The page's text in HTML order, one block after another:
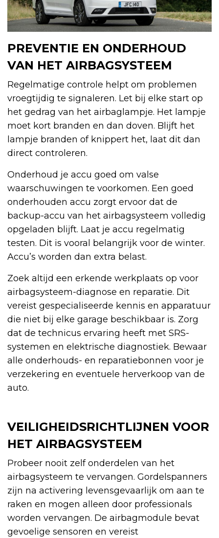
PREVENTIE EN ONDERHOUD
VAN HET AIRBAGSYSTEEM
Regelmatige controle helpt om problemen
vroegtijdig te signaleren. Let bij elke start op
het gedrag van het airbaglampje. Het lampje
moet kort branden en dan doven. Blijft het
lampje branden of knippert het, laat dit dan
direct controleren.
Onderhoud je accu goed om valse
waarschuwingen te voorkomen. Een goed
onderhouden accu zorgt ervoor dat de
backup-accu van het airbagsysteem volledig
opgeladen blijft. Laat je accu regelmatig
testen. Dit is vooral belangrijk voor de winter.
Accu’s worden dan extra belast.
Zoek altijd een erkende werkplaats op voor
airbagsysteem-diagnose en reparatie. Dit
vereist gespecialiseerde kennis en apparatuur
die niet bij elke garage beschikbaar is. Zorg
dat de technicus ervaring heeft met SRS-
systemen en elektrische diagnostiek. Bewaar
alle onderhouds- en reparatiebonnen voor je
verzekering en eventuele herverkoop van de
auto.
VEILIGHEIDSRICHTLIJNEN VOOR
HET AIRBAGSYSTEEM
Probeer nooit zelf onderdelen van het
airbagsysteem te vervangen. Gordelspanners
zijn na activering levensgevaarlijk om aan te
raken en mogen alleen door professionals
worden vervangen. De airbagmodule bevat
gevoelige sensoren en vereist